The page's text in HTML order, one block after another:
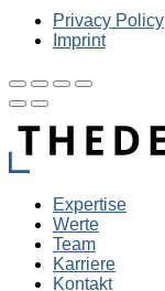
Privacy Policy
Imprint
Expertise
Werte
Team
Karriere
Kontakt